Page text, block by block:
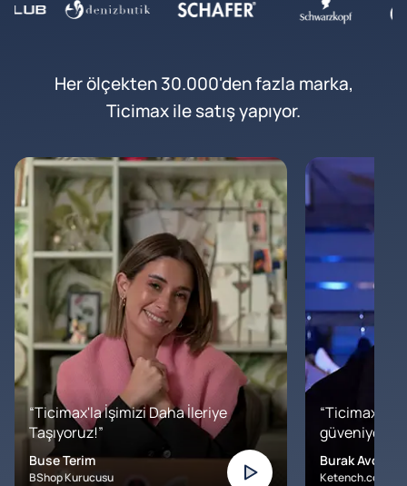
Her ölçekten 30.000'den fazla marka,
Ticimax ile satış yapıyor.
“Ticimax'la İşimizi Daha İleriye
Taşıyoruz!”
Buse Terim
BShop Kurucusu
“Ticimax'a
Burak Avcılar
Ketench.com –